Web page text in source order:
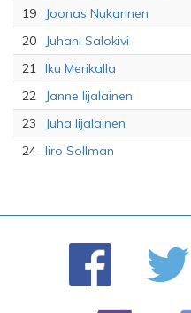
19
Joonas Nukarinen
20
Juhani Salokivi
21 Iku Merikalla
22
Janne Iijalainen
23
Juha Iijalainen
24 Iiro Sollman